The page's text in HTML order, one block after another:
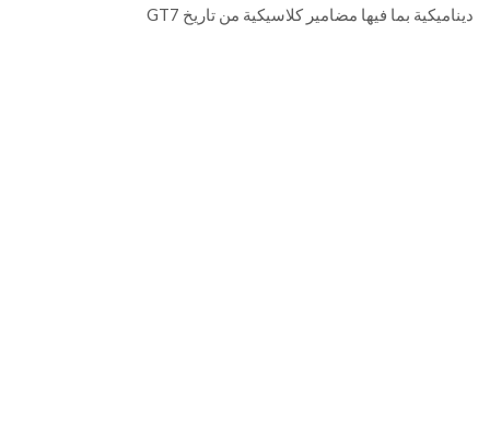
ديناميكية بما فيها مضامير كلاسيكية من تاريخ GT7